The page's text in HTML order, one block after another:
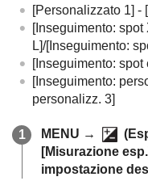
[Personalizzato 1] -
[Inseguimento: spot
L]/[Inseguimento:
[Inseguimento: spot
[Inseguimento:
personalizz. 3]
MENU → (
[Misurazione
impostazione